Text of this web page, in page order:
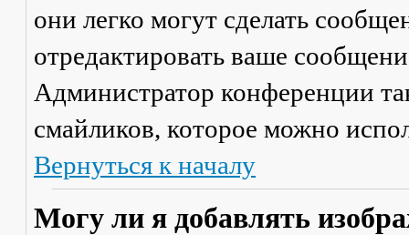
они легко могут сделать
отредактировать ваше
Администратор конференции
смайликов, которое можно
Вернуться к началу
Могу ли я добавлять